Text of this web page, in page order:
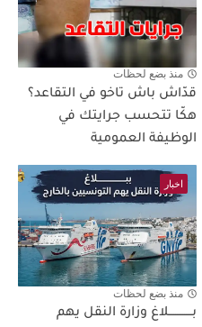
منذ بضع لحظات
قدّاش باش تاخو في التقاعد؟
هكّا تتحسب جرايتك في
الوظيفة العمومية
اخبار
منذ بضع لحظات
بـــــــــــــلاغ وزارة النقل يهم